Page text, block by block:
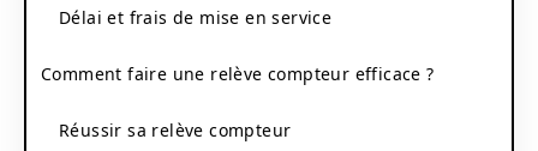
Délai et frais de mise en service
Comment faire une relève compteur efficace ?
Réussir sa relève compteur